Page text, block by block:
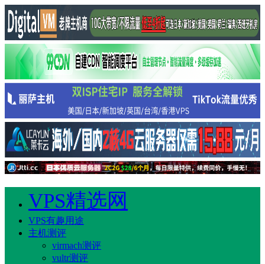
VPS精选网
VPS有趣用途
主机测评
virmach测评
vultr测评